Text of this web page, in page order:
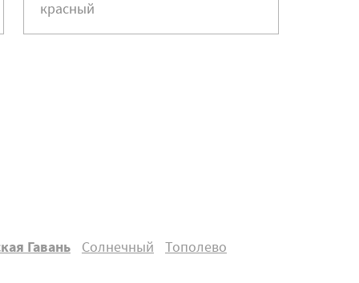
красный
Гавань Солнечный Тополево